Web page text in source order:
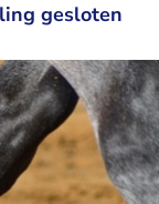
gesloten